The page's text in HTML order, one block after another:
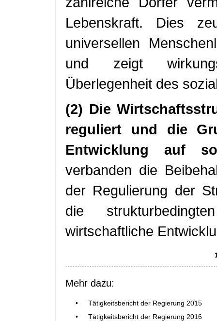
Lebenskraft. Dies
universellen
und zeigt
Überlegenheit des
(2) Die
reguliert und die
Entwicklung auf
verbanden die
der Regulierung der
die
wirtschaftliche
Mehr dazu:
•
Tätigkeitsbericht der Regierung 2015
•
Tätigkeitsbericht der Regierung 2016